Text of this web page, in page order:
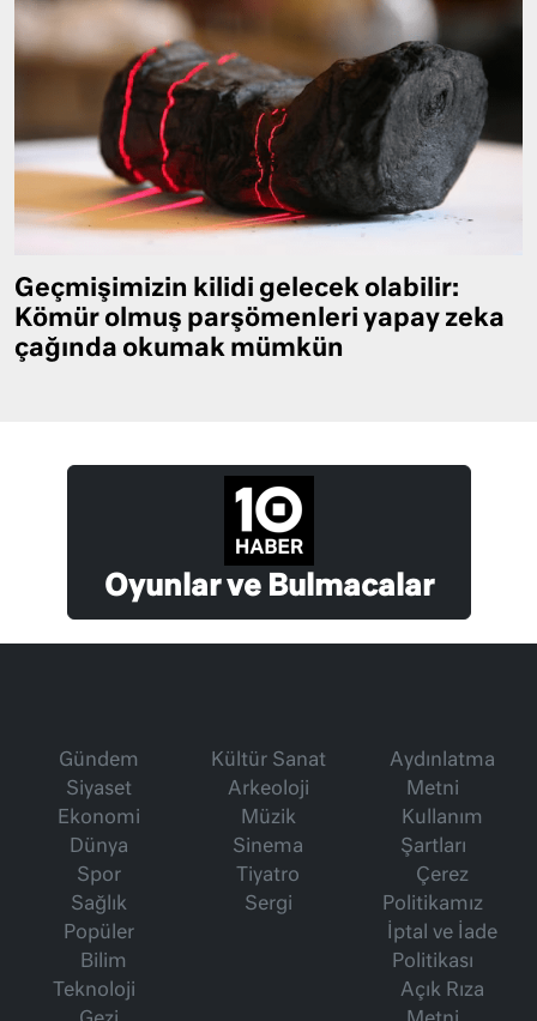
Geçmişimizin kilidi gelecek olabilir:
Kömür olmuş parşömenleri yapay zeka
çağında okumak mümkün
Oyunlar ve Bulmacalar
Gündem
Siyaset
Ekonomi
Dünya
Spor
Sağlık
Popüler
Bilim
Teknoloji
Kültür Sanat
Arkeoloji
Müzik
Sinema
Tiyatro
Sergi
Aydınlatma
Metni
Kullanım
Şartları
Çerez
Politikamız
İptal ve İade
Politikası
Açık Rıza